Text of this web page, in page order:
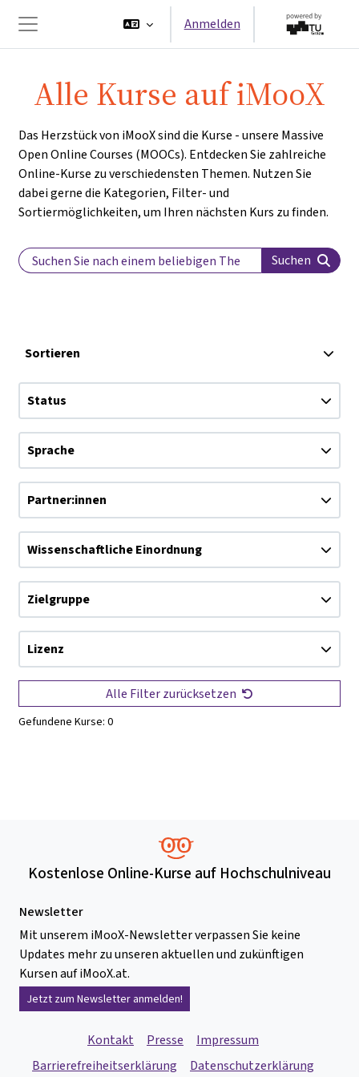
Website-Übersicht
Anmelden
Alle Kurse auf iMooX
Das Herzstück von iMooX sind die Kurse - unsere Massive
Open Online Courses (MOOCs). Entdecken Sie zahlreiche
Online-Kurse zu verschiedensten Themen. Nutzen Sie
dabei gerne die Kategorien, Filter- und
Sortiermöglichkeiten, um Ihren nächsten Kurs zu finden.
Search Label Suchen
Sortieren
Status
Sprache
Partner:innen
Wissenschaftliche Einordnung
Zielgruppe
Lizenz
Alle Filter zurücksetzen
Gefundene Kurse: 0
Kostenlose Online-Kurse auf Hochschulniveau
Newsletter
Mit unserem iMooX-Newsletter verpassen Sie keine
Updates mehr zu unseren aktuellen und zukünftigen
Kursen auf iMooX.at.
Jetzt zum Newsletter anmelden!
Kontakt Presse
Impressum
Barrierefreiheitserklärung
Datenschutzerklärung